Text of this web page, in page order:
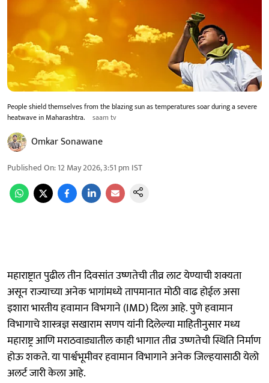
People shield themselves from the blazing sun as temperatures soar during a severe
heatwave in Maharashtra.
saam tv
Omkar Sonawane
Published On:12 May 2026, 3:51 pm IST
महाराष्ट्रात पुढील तीन दिवसांत उष्णतेची तीव्र लाट येण्याची शक्यता
असून राज्याच्या अनेक भागांमध्ये तापमानात मोठी वाढ होईल असा
इशारा भारतीय हवामान विभगाने (IMD) दिला आहे. पुणे हवामान
विभागाचे शास्त्रज्ञ सखाराम सणप यांनी दिलेल्या माहितीनुसार मध्य
महाराष्ट्र आणि मराठवाड्यातील काही भागात तीव्र उष्णतेची स्थिति निर्माण
होऊ शकते. या पार्श्वभूमीवर हवामान विभागाने अनेक जिल्हयासाठी येलो
अलर्ट जारी केला आहे.